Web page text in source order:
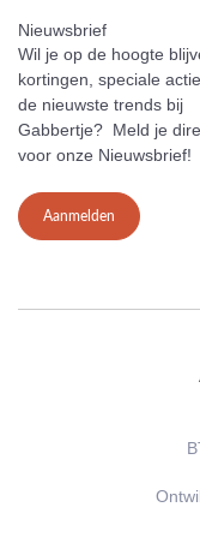
Nieuwsbrief
Wil je op de hoogte
kortingen, speciale
de nieuwste trends bij
Gabbertje? Meld je
voor onze Nieuwsbrief!
Aanmelden